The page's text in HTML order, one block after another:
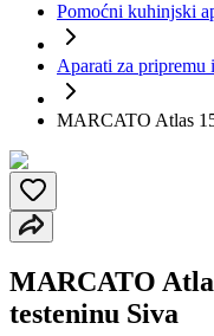
Pomoćni kuhinjski
Aparati za pripremu
MARCATO Atlas
MARCATO
testeninu Siva